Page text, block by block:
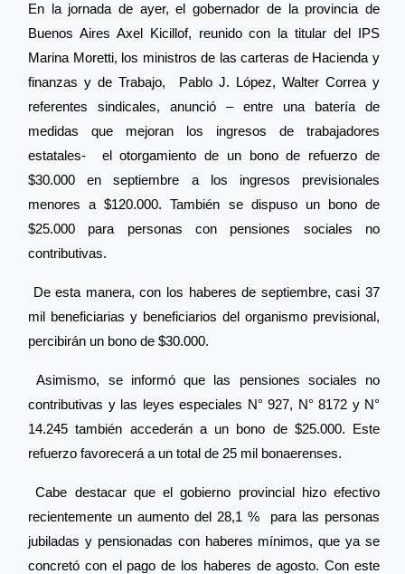
En la jornada de ayer, el gobernador de la provincia de
Buenos Aires Axel Kicillof, reunido con la titular del IPS
Marina Moretti, los ministros de las carteras de Hacienda y
finanzas y de Trabajo, Pablo J. López, Walter Correa y
referentes sindicales, anunció – entre una batería de
medidas que mejoran los ingresos de trabajadores
estatales- el otorgamiento de un bono de refuerzo de
$30.000 en septiembre a los ingresos previsionales
menores a $120.000. También se dispuso un bono de
$25.000 para personas con pensiones sociales no
contributivas.
De esta manera, con los haberes de septiembre, casi 37
mil beneficiarias y beneficiarios del organismo previsional,
percibirán un bono de $30.000.
Asimismo, se informó que las pensiones sociales no
contributivas y las leyes especiales N° 927, N° 8172 y N°
14.245 también accederán a un bono de $25.000. Este
refuerzo favorecerá a un total de 25 mil bonaerenses.
Cabe destacar que el gobierno provincial hizo efectivo
recientemente un aumento del 28,1 % para las personas
jubiladas y pensionadas con haberes mínimos, que ya se
concretó con el pago de los haberes de agosto. Con este